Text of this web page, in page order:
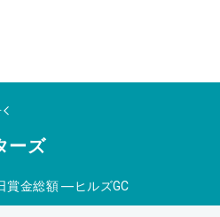
ーズ
賞金総額 ―ヒルズGC